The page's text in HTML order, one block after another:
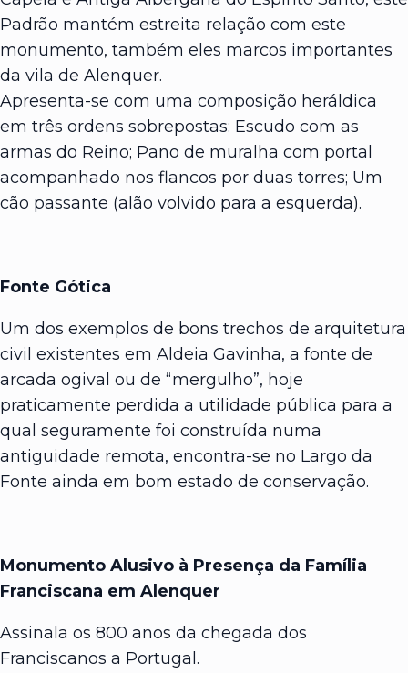
Padrão mantém estreita relação com este
monumento, também eles marcos importantes
da vila de Alenquer.
Apresenta-se com uma composição heráldica
em três ordens sobrepostas: Escudo com as
armas do Reino; Pano de muralha com portal
acompanhado nos flancos por duas torres; Um
cão passante (alão volvido para a esquerda).
Fonte Gótica
Um dos exemplos de bons trechos de arquitetura
civil existentes em Aldeia Gavinha, a fonte de
arcada ogival ou de “mergulho”, hoje
praticamente perdida a utilidade pública para a
qual seguramente foi construída numa
antiguidade remota, encontra-se no Largo da
Fonte ainda em bom estado de conservação.
Monumento Alusivo à Presença da Família
Franciscana em Alenquer
Assinala os 800 anos da chegada dos
Franciscanos a Portugal.